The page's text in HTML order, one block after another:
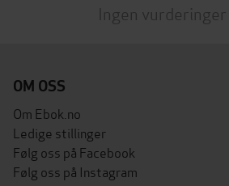
Ingen
OM OSS
Om Ebok.no
Ledige stillinger
Følg oss på Facebook
Følg oss på Instagram